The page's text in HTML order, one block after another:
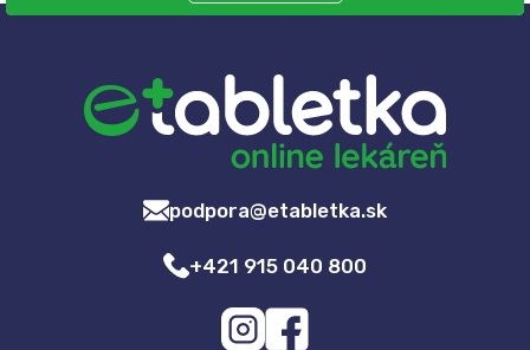
podpora@etabletka.sk
+421 915 040 800